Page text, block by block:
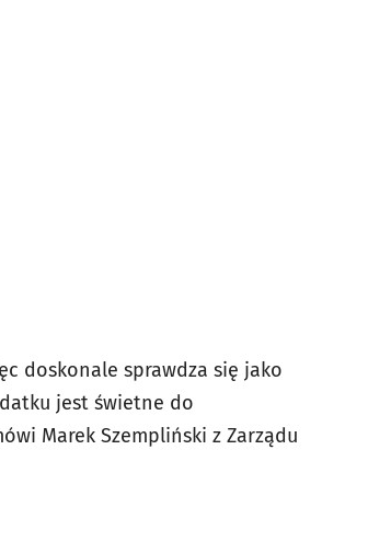
doskonale sprawdza się jako
jest świetne do
Marek Szempliński z Zarządu